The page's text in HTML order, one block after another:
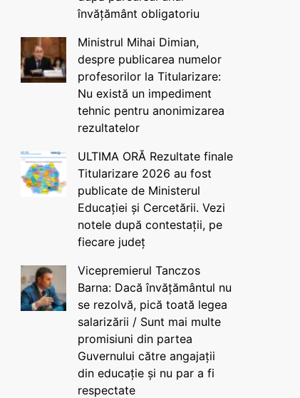
învățământ obligatoriu
Ministrul Mihai Dimian,
despre publicarea numelor
profesorilor la Titularizare:
Nu există un impediment
tehnic pentru anonimizarea
rezultatelor
ULTIMA ORĂ Rezultate finale
Titularizare 2026 au fost
publicate de Ministerul
Educației și Cercetării. Vezi
notele după contestații, pe
fiecare județ
Vicepremierul Tanczos
Barna: Dacă învățământul nu
se rezolvă, pică toată legea
salarizării / Sunt mai multe
promisiuni din partea
Guvernului către angajații
din educație și nu par a fi
respectate